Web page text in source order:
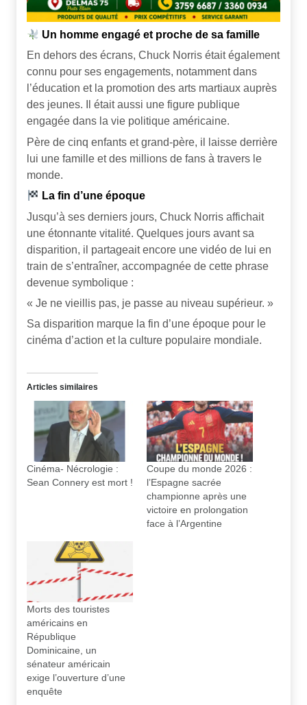
Un homme engagé et proche de sa famille
En dehors des écrans, Chuck Norris était également
connu pour ses engagements, notamment dans
l’éducation et la promotion des arts martiaux auprès
des jeunes. Il était aussi une figure publique
engagée dans la vie politique américaine.
Père de cinq enfants et grand-père, il laisse derrière
lui une famille et des millions de fans à travers le
monde.
La fin d’une époque
Jusqu’à ses derniers jours, Chuck Norris affichait
une étonnante vitalité. Quelques jours avant sa
disparition, il partageait encore une vidéo de lui en
train de s’entraîner, accompagnée de cette phrase
devenue symbolique :
« Je ne vieillis pas, je passe au niveau supérieur. »
Sa disparition marque la fin d’une époque pour le
cinéma d’action et la culture populaire mondiale.
Articles similaires
Cinéma- Nécrologie :
Sean Connery est mort !
Coupe du monde 2026 :
l’Espagne sacrée
championne après une
victoire en prolongation
face à l’Argentine
Morts des touristes
américains en
République
Dominicaine, un
sénateur américain
exige l’ouverture d’une
enquête